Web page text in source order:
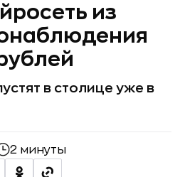
из
в столице уже в
2 минуты